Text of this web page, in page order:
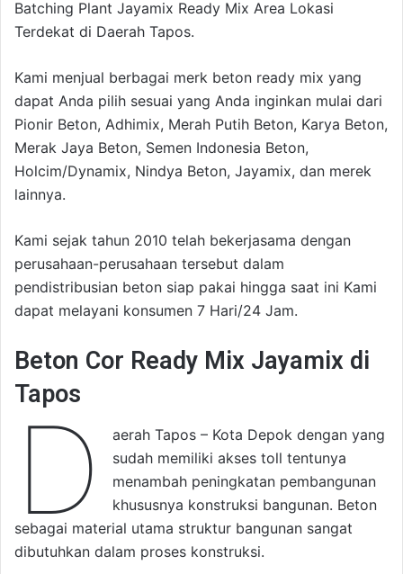
Batching Plant Jayamix Ready Mix Area Lokasi
Terdekat di Daerah Tapos.
Kami menjual berbagai merk beton ready mix yang
dapat Anda pilih sesuai yang Anda inginkan mulai dari
Pionir Beton, Adhimix, Merah Putih Beton, Karya Beton,
Merak Jaya Beton, Semen Indonesia Beton,
Holcim/Dynamix, Nindya Beton, Jayamix, dan merek
lainnya.
Kami sejak tahun 2010 telah bekerjasama dengan
perusahaan-perusahaan tersebut dalam
pendistribusian beton siap pakai hingga saat ini Kami
dapat melayani konsumen 7 Hari/24 Jam.
Beton Cor Ready Mix Jayamix di
Tapos
D
aerah Tapos – Kota Depok dengan yang
sudah memiliki akses toll tentunya
menambah peningkatan pembangunan
khususnya konstruksi bangunan. Beton
sebagai material utama struktur bangunan sangat
dibutuhkan dalam proses konstruksi.